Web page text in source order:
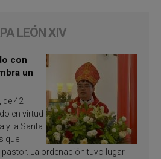
LEÓN XIV
con
un
de 42
en virtud
y la Santa
que
pastor. La ordenación tuvo lugar